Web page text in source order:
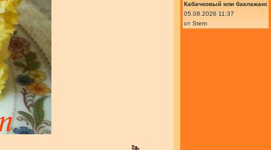
Кабачковый или
05.08.2026 11:37
от Stern